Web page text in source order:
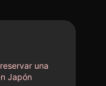
una
Japón